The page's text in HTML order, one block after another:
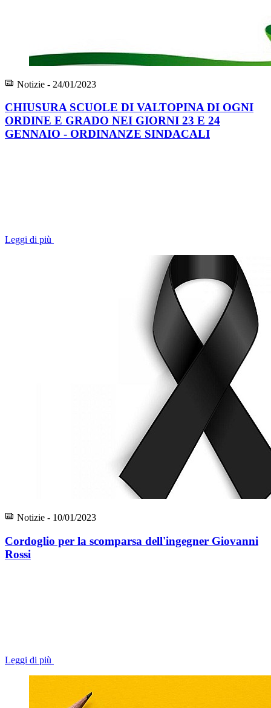
Notizie - 24/01/2023
CHIUSURA SCUOLE DI VALTOPINA DI OGNI
ORDINE E GRADO NEI GIORNI 23 E 24
GENNAIO - ORDINANZE SINDACALI
Leggi di più
Notizie - 10/01/2023
Cordoglio per la scomparsa dell'ingegner Giovanni
Rossi
Leggi di più